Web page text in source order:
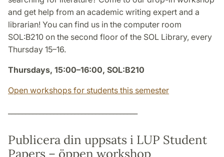
and get help from an academic writing expert and a
librarian! You can find us in the computer room
SOL:B210 on the second floor of the SOL Library, every
Thursday 15–16.
Thursdays, 15:00–16:00, SOL:B210
Open workshops for students this semester
Publicera din uppsats i LUP Student
Papers – öppen workshop